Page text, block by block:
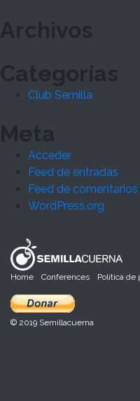
Archivos
Categorías
Club Semilla
Meta
Acceder
Feed de entradas
Feed de comentarios
WordPress.org
Home Conferences Política de
© 2019 Semillacuerna